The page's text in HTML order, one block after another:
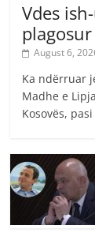
Vdes
August 6,
Ka ndërruar
Madhe e
Kosovës, pasi